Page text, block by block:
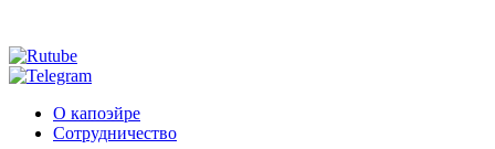
О капоэйре
Сотрудничество